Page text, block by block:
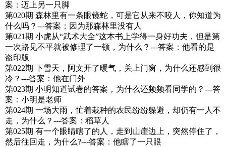
案：迈上另一只脚
第020期 森林里有一条眼镜蛇，可是它从来不咬人，你知道为
什么吗？---答案：因为那森林里没有人
第021期 小虎从“武术大全”这本书上学得一身好功夫，但是第
一次路见不平就被修理了一顿，为什么？---答案：他看的是
盗印版
第022期 下雪天，阿文开了暖气，关上门窗，为什么还感到很
冷？---答案：他在门外
第023期 小明知道试卷的答案，为什么还频频看同学的？---答
案：小明是老师
第024期 一场大雨，忙着栽种的农民纷纷躲避，却仍有一人不
走，为什么？---答案：稻草人
第025期 有一个眼睛瞎了的人，走到山崖边上，突然停住了，
然后往回走，为什么?---答案：他瞎了一只眼